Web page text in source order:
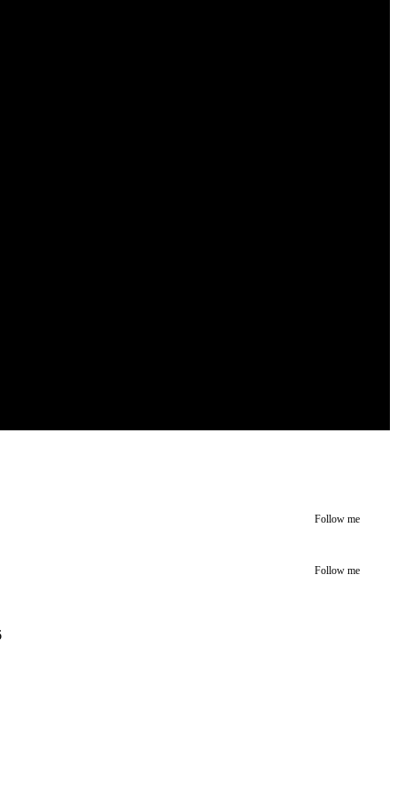
Follow me
Follow me